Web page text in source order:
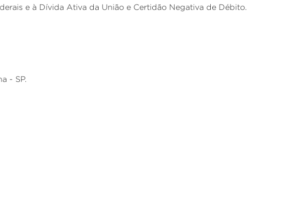
e à Dívida Ativa da União e Certidão Negativa de Débito.
- SP.